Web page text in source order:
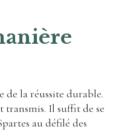
de la réussite durable.
transmis. Il suffit de se
au défilé des